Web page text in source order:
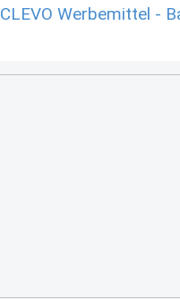
CLEVO Werbemittel -